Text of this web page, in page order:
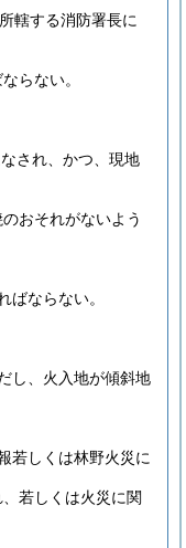
轄する消防署長に
らない。
され、かつ、現地
おそれがないよう
ならない。
し、火入地が傾斜地
若しくは林野火災に
若しくは火災に関